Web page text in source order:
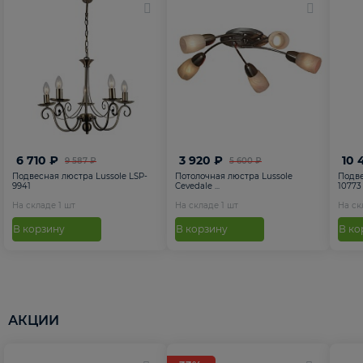
9 587 ₽
6 710 ₽
Подвесная люстра Lussole LSP-
9941
На складе 1 шт
В корзину
5 600 ₽
3 920 ₽
Потолочная люстра Lussole
Cevedale ...
На складе 1 шт
В корзину
10
10773
На
В
АКЦИИ